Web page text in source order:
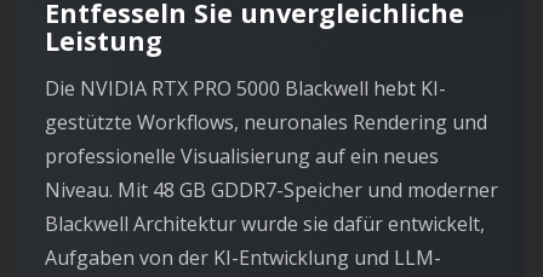
Entfesseln Sie unvergleichliche
Leistung
Die NVIDIA RTX PRO 5000 Blackwell hebt KI-
gestützte Workflows, neuronales Rendering und
professionelle Visualisierung auf ein neues
Niveau. Mit 48 GB GDDR7-Speicher und moderner
Blackwell Architektur wurde sie dafür entwickelt,
Aufgaben von der KI-Entwicklung und LLM-